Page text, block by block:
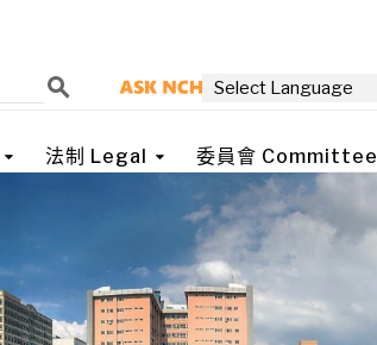
法制 Legal 委員會 Committee